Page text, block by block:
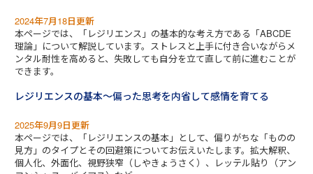
2024年7月18日更新
本ページでは、「レジリエンス」の基本的な考え方である「ABCDE
理論」について解説しています。ストレスと上手に付き合いながらメ
ンタル耐性を高めると、失敗しても自分を立て直して前に進むことが
できます。
レジリエンスの基本～偏った思考を内省して感情を育てる
2025年9月9日更新
本ページでは、「レジリエンスの基本」として、偏りがちな「ものの
見方」のタイプとその回避策についてお伝えいたします。拡大解釈、
個人化、外面化、視野狭窄（しやきょうさく）、レッテル貼り（アン